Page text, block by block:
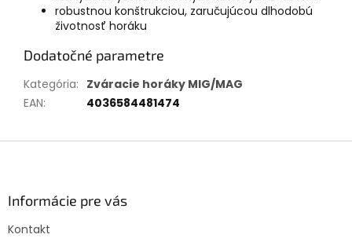
robustnou konštrukciou, zaručujúcou dlhodobú
životnosť horáku
Dodatočné parametre
Kategória: Zváracie horáky MIG/MAG
EAN: 4036584481474
Informácie pre vás
Kontakt